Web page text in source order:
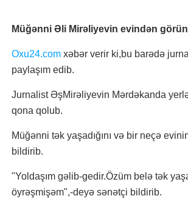
Müğənni Əli Mirəliyevin evindən
Oxu24.com xəbər verir ki,bu barədə
paylaşım edib.
Jurnalist ƏşMirəliyevin Mərdəkanda
qona qolub.
Müğənni tək yaşadığını və bir neçə
bildirib.
"Yoldaşım gəlib-gedir.Özüm belə tək
öyrəşmişəm",-deyə sənətçi bildirib.